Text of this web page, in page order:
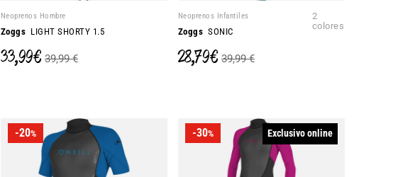
Neoprenos Hombre
Zoggs LIGHT SHORTY 1.5
33,99 € 39,99 €
Neoprenos Infantiles
Zoggs SONIC
2
colores
28,79 € 39,99 €
-20% -30% Exclusivo online